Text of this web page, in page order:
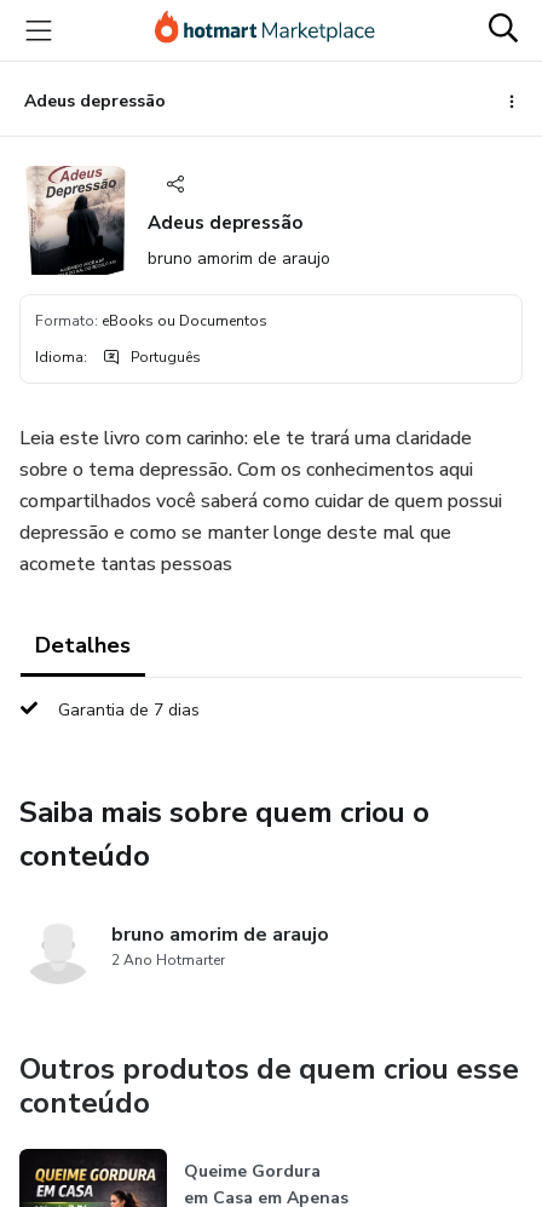
para
conteúdo
principal
para
pagamento
para
rodapé
Adeus depressão
Adeus depressão
bruno amorim de araujo
Formato: eBooks ou Documentos
Idioma: Português
Leia este livro com carinho: ele te trará uma claridade
sobre o tema depressão. Com os conhecimentos aqui
compartilhados você saberá como cuidar de quem possui
depressão e como se manter longe deste mal que
acomete tantas pessoas
Detalhes
Garantia de 7 dias
Saiba mais sobre quem criou o
conteúdo
bruno amorim de araujo
2 Ano Hotmarter
Outros produtos de quem criou esse
conteúdo
Queime Gordura
em Casa em Apenas